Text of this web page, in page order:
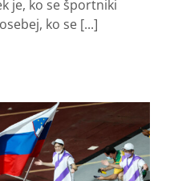
je, ko se športniki
ko se [...]